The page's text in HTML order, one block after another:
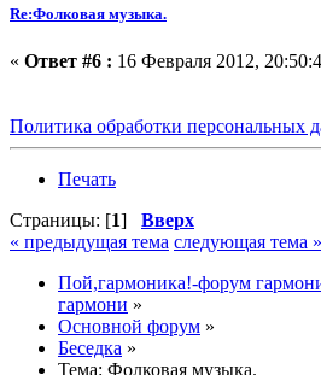
Re:Фолковая музыка.
« Ответ #6 : 16 Февраля 2012,
Политика обработки персональных
Печать
Страницы: [1] Вверх
« предыдущая тема следующая тема »
Пой,гармоника!-форум
гармони »
Основной форум »
Беседка »
Тема: Фолковая музыка.